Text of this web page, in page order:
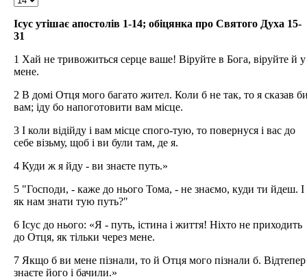
Ісус утішає апостолів 1-14; обіцянка про Святого Духа 15-
31
1 Хай не тривожиться серце ваше! Віруйте в Бога, віруйте й у
мене.
2 В домі Отця мого багато жител. Коли б не так, то я сказав
вам; іду бо напоготовити вам місце.
3 І коли відійду і вам місце спого-тую, то повернуся і вас до
себе візьму, щоб і ви були там, де я.
4 Куди ж я йду - ви знаєте путь.»
5 "Господи, - каже до нього Тома, - не знаємо, куди ти йдеш. І
як нам знати тую путь?"
6 Ісус до нього: «Я - путь, істина і життя! Ніхто не приходить
до Отця, як тільки через мене.
7 Якщо б ви мене пізнали, то й Отця мого пізнали б. Відтепер
знаєте його і бачили.»